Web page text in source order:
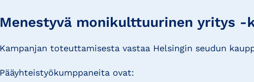
Menestyvä monikulttuurinen yritys -
Kampanjan toteuttamisesta vastaa Helsingin seudun
Pääyhteistyökumppaneita ovat: